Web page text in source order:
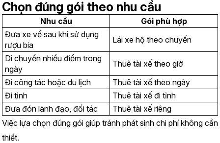
Chọn đúng gói theo nhu cầu
Nhu cầu
Gói phù hợp
Đưa xe về sau khi sử dụng
rượu bia
Lái xe hộ theo chuyến
Di chuyển nhiều điểm trong
ngày
Thuê tài xế theo giờ
Đi công tác hoặc du lịch
Thuê tài xế theo ngày
Đi tỉnh
Thuê tài xế đi tỉnh
Đưa đón lãnh đạo, đối tác
Thuê tài xế riêng
Việc lựa chọn đúng gói giúp tránh phát sinh chi phí không cần
thiết.